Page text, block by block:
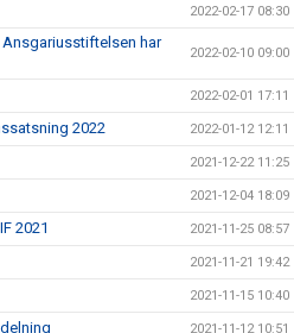
2022-02-17 08:30
har
2022-02-10 09:00
2022-02-01 17:11
2022 2022-01-12 12:11
2021-12-22 11:25
2021-12-04 18:09
2021 2021-11-25 08:57
2021-11-21 19:42
2021-11-15 10:40
2021-11-12 10:51